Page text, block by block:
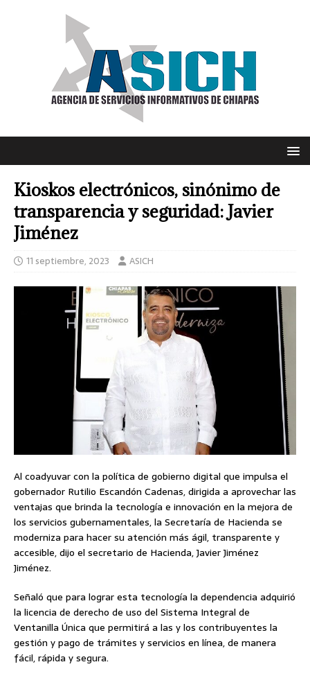
Kioskos electrónicos, sinónimo de
transparencia y seguridad: Javier
Jiménez
11 septiembre, 2023 ASICH
Al coadyuvar con la política de gobierno digital que impulsa el
gobernador Rutilio Escandón Cadenas, dirigida a aprovechar las
ventajas que brinda la tecnología e innovación en la mejora de
los servicios gubernamentales, la Secretaría de Hacienda se
moderniza para hacer su atención más ágil, transparente y
accesible, dijo el secretario de Hacienda, Javier Jiménez
Jiménez.
Señaló que para lograr esta tecnología la dependencia adquirió
la licencia de derecho de uso del Sistema Integral de
Ventanilla Única que permitirá a las y los contribuyentes la
gestión y pago de trámites y servicios en línea, de manera
fácil, rápida y segura.